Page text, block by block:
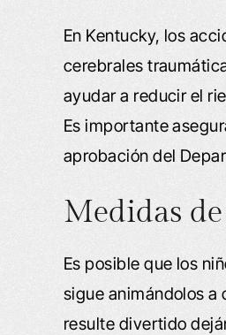
En Kentucky, los
cerebrales
ayudar a reducir el
Es importante
aprobación del
Medidas
Es posible que los
sigue animándolos a
resulte divertido